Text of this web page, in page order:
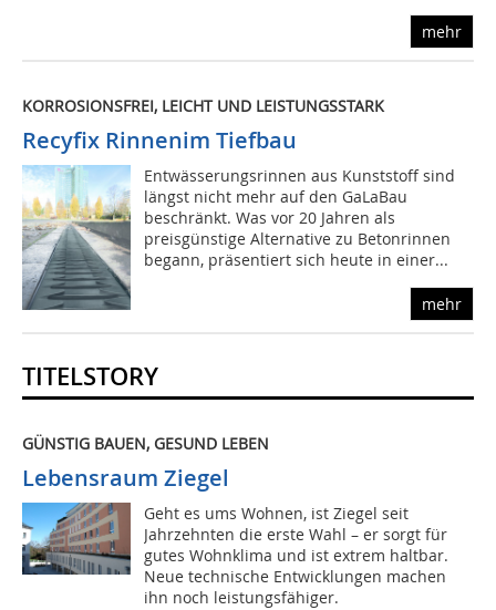
mehr
KORROSIONSFREI, LEICHT UND LEISTUNGSSTARK
Recyfix Rinnenim Tiefbau
Entwässerungsrinnen aus Kunststoff sind
längst nicht mehr auf den GaLaBau
beschränkt. Was vor 20 Jahren als
preisgünstige Alternative zu Betonrinnen
begann, präsentiert sich heute in einer...
mehr
TITELSTORY
GÜNSTIG BAUEN, GESUND LEBEN
Lebensraum Ziegel
Geht es ums Wohnen, ist Ziegel seit
Jahrzehnten die erste Wahl – er sorgt für
gutes Wohnklima und ist extrem haltbar.
Neue technische Entwicklungen machen
ihn noch leistungsfähiger.